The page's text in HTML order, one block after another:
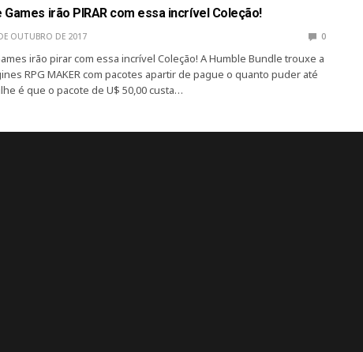
Games irão PIRAR com essa incrível Coleção!
OUTUBRO DE 2017 0
irão pirar com essa incrível Coleção! A Humble Bundle trouxe a
RPG MAKER com pacotes apartir de pague o quanto puder até
é que o pacote de U$ 50,00 custa…